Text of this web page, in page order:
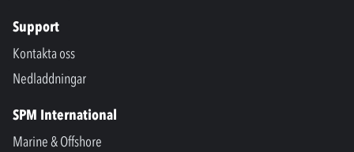
Support
Kontakta oss
Nedladdningar
SPM International
Marine & Offshore